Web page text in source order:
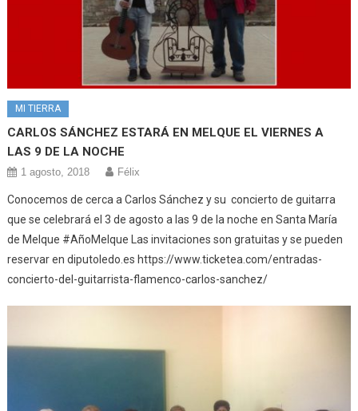
MI TIERRA
CARLOS SÁNCHEZ ESTARÁ EN MELQUE EL VIERNES A
LAS 9 DE LA NOCHE
1 agosto, 2018 Félix
Conocemos de cerca a Carlos Sánchez y su concierto de guitarra
que se celebrará el 3 de agosto a las 9 de la noche en Santa María
de Melque #AñoMelque Las invitaciones son gratuitas y se pueden
reservar en diputoledo.es https://www.ticketea.com/entradas-
concierto-del-guitarrista-flamenco-carlos-sanchez/